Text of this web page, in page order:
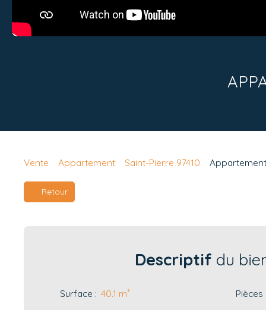
Vente Appartement Saint-Pierre 97410
Retour
Descriptif du
Surface : 40.1 m² Pièces